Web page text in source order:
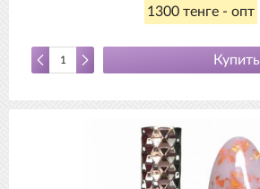
1300 тенге - опт
Купить